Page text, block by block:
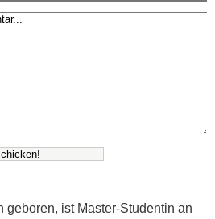
geboren, ist Master-Studentin an